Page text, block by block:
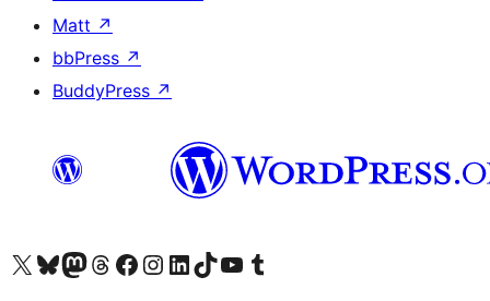
Matt ↗
bbPress ↗
BuddyPress ↗
Visit our X (formerly Twitter) account
Visit our Bluesky account
Twitter csatornánk
Visit our Threads account
Facebook oldalunk megtekintése
Visit our Instagram account
Visit our LinkedIn account
Visit our TikTok account
Visit our YouTube channel
Visit our Tumblr account